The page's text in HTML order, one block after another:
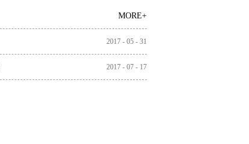
MORE+
2017 - 05 - 31
2017 - 07 - 17